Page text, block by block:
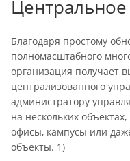
Благодаря простому
полномасштабного
организация получает
централизованного
администратору
на нескольких
офисы, кампусы или
объекты. 1)